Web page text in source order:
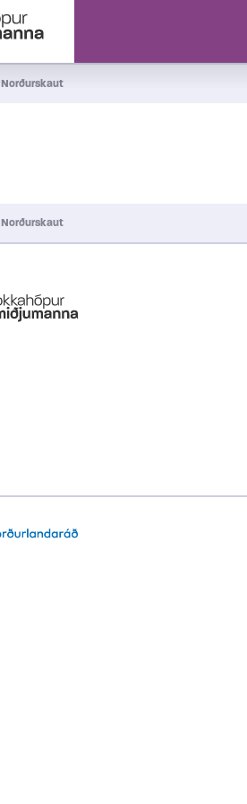
Norðurskaut
Norðurskaut